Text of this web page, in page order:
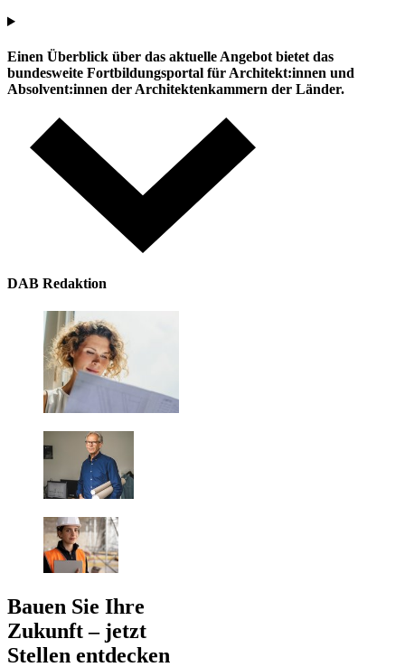
Einen Überblick über das aktuelle Angebot bietet das
bundesweite Fortbildungsportal für Architekt:innen und
Absolvent:innen der Architektenkammern der Länder.
DAB Redaktion
Bauen Sie Ihre
Zukunft – jetzt
Stellen entdecken